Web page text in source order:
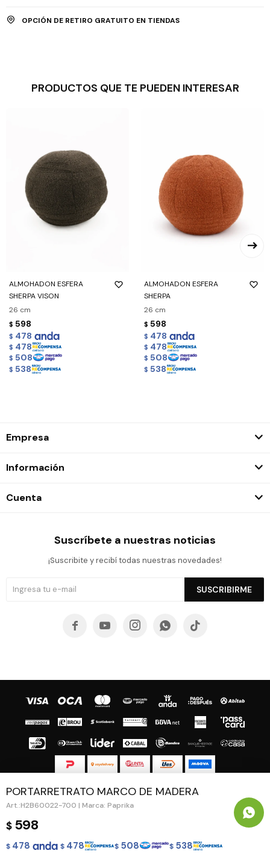
PORTARRETRATO MARCO DE MADERA
H2B60022-700 | Marca: Paprika
$ 598
$ 478 $ 478 $ 508 $ 538
OPCIÓN DE RETIRO GRATUITO EN TIENDAS
PRODUCTOS QUE TE PUEDEN INTERESAR
ALMOHADON ESFERA
SHERPA VISON
26 cm
$ 598
$ 478
$ 478
$ 508
$ 538
ALMOHADON ESFERA
SHERPA
26 cm
$ 598
$ 478
$ 478
$ 508
$ 538
Empresa
Información
Cuenta
Suscríbete a nuestras noticias
¡Suscribite y recibí todas nuestras novedades!
SUSCRIBIRME
    
© Copyright 2026 / Guapa - Paprika